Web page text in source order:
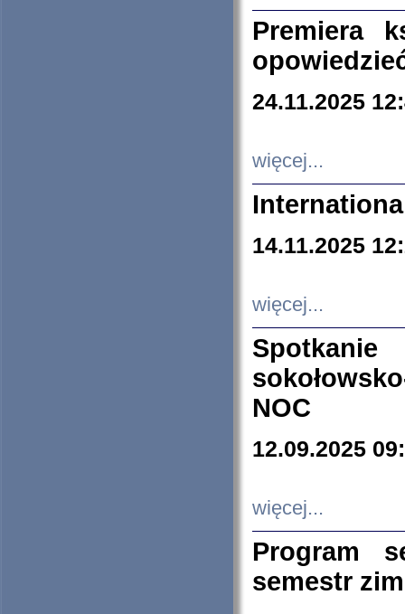
Premiera
24.11.2025
więcej...
14.11.2025
więcej...
NOC
12.09.2025
więcej...
Program
semestr